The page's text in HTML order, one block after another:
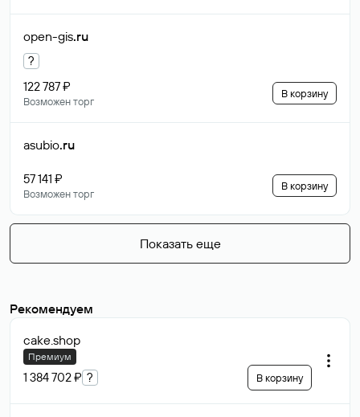
open-gis.ru
?
122 787 ₽
Возможен торг
В корзину
asubio.ru
57 141 ₽
Возможен торг
В корзину
Показать еще
Рекомендуем
cake.shop
Премиум
1 384 702 ₽ ? В корзину